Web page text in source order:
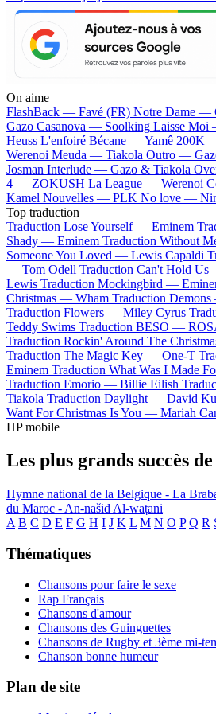
On aime
FlashBack — Favé (FR) Notre Dame —
Gazo Casanova — Soolking Laisse
Heuss L'enfoiré Bécane —Yamê 200K
Werenoi Meuda — Tiakola Outro —
Josman Interlude — Gazo & Tiakola
4 — ZOKUSH La League — Werenoi
Kamel Nouvelles — PLK No love —
Top traduction
Traduction Lose Yourself — Eminem
Shady — Eminem Traduction Without
Someone You Loved — Lewis Capaldi
— Tom Odell Traduction Can't Hold
Lewis Traduction Mockingbird —
Christmas — Wham Traduction
Traduction Flowers — Miley Cyrus
Teddy Swims Traduction BESO —
Traduction Rockin' Around The
Traduction The Magic Key — One-T
Eminem Traduction What Was I Made
Traduction Emorio — Billie Eilish
Tiakola Traduction Daylight — David
Want For Christmas Is You — Mariah
HP mobile
Les plus grands succès
Hymne national de la Belgique - La
du Maroc - An-našid Al-waṭani
A B C D E F G H I J K L M N O P Q R
Thématiques
Chansons pour faire le sexe
Rap Français
Chansons d'amour
Chansons des Guinguettes
Chansons de Rugby et 3ème mi-
Chanson bonne humeur
Plan de site